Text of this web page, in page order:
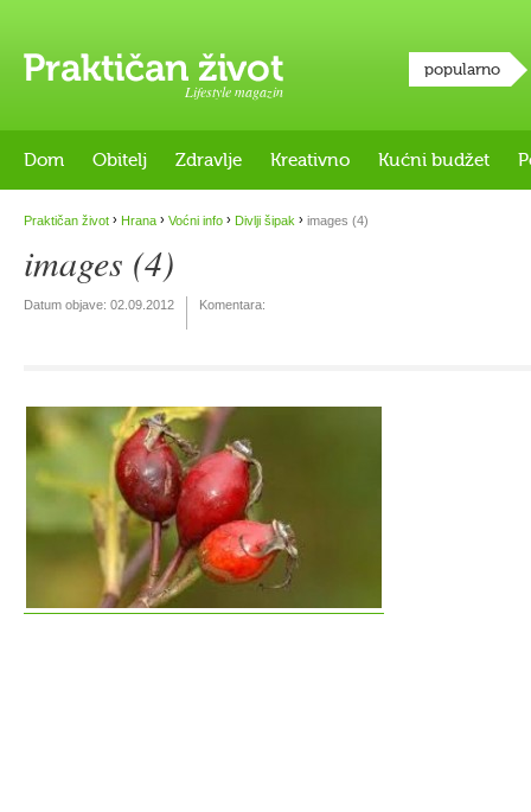
Lifestyle magazin
popularno
Dom Obitelj Zdravlje Kreativno Kućni budžet
Praktičan život › Hrana › Voćni info › Divlji šipak › images (4)
images (4)
Datum objave: 02.09.2012 Komentara: